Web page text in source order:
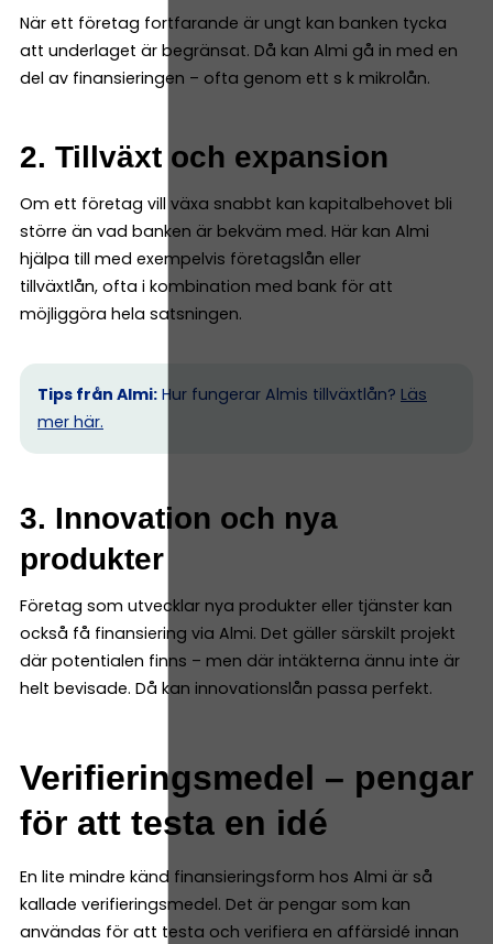
När ett företag fortfarande är ungt kan banken tycka
att underlaget är begränsat. Då kan Almi gå in med en
del av finansieringen – ofta genom ett s k mikrolån.
2. Tillväxt och expansion
Om ett företag vill växa snabbt kan kapitalbehovet bli
större än vad banken är bekväm med. Här kan Almi
hjälpa till med exempelvis företagslån eller
tillväxtlån, ofta i kombination med bank för att
möjliggöra hela satsningen.
Tips från Almi: Hur fungerar Almis tillväxtlån? Läs
mer här.
3. Innovation och nya
produkter
Företag som utvecklar nya produkter eller tjänster kan
också få finansiering via Almi. Det gäller särskilt projekt
där potentialen finns – men där intäkterna ännu inte är
helt bevisade. Då kan innovationslån passa perfekt.
Verifieringsmedel – pengar
för att testa en idé
En lite mindre känd finansieringsform hos Almi är så
kallade verifieringsmedel. Det är pengar som kan
användas för att testa och verifiera en affärsidé innan